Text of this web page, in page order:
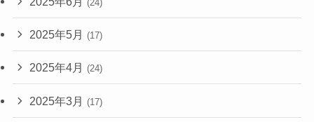
(24)
2025年5月 (17)
2025年4月 (24)
2025年3月 (17)